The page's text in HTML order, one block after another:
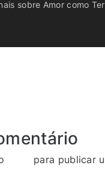
sobre Amor como
para publicar